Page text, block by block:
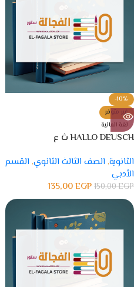
-10%
غير متوفر
لغة المانية
HALLO DEUSCH ث ع
الثانوية, الصف الثالث الثانوي, القسم
الأدبي
150,00EGP
135,00EGP